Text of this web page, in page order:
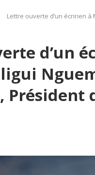
Lettre ouverte d’un écririen à
d’un